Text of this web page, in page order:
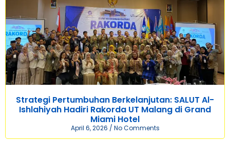
Strategi Pertumbuhan Berkelanjutan: SALUT Al-
Ishlahiyah Hadiri Rakorda UT Malang di Grand
Miami Hotel
April 6, 2026 No Comments